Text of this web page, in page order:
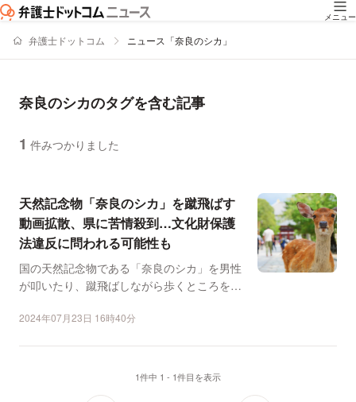
メニュー
弁護士ドットコム ニュース「奈良のシカ」
奈良のシカのタグを含む記事
1 件みつかりました
天然記念物「奈良のシカ」を蹴飛ばす
動画拡散、県に苦情殺到…文化財保護
法違反に問われる可能性も
国の天然記念物である「奈良のシカ」を男性
が叩いたり、蹴飛ばしながら歩くところを映
2024年07月23日 16時40分
1件中 1 - 1件目を表示